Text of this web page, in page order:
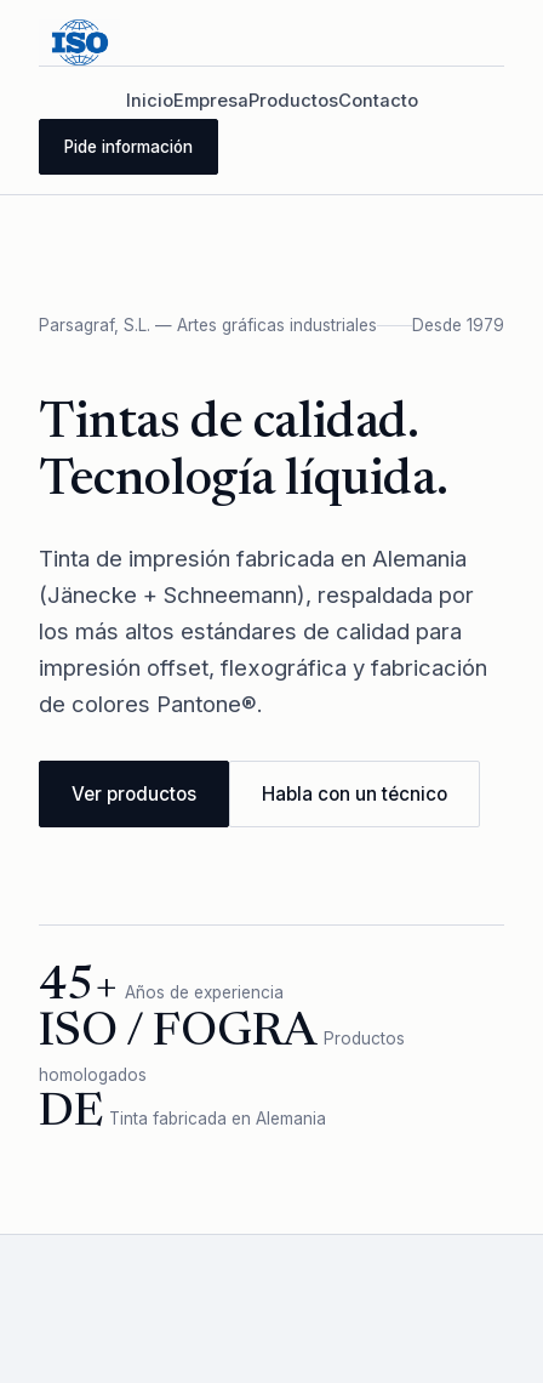
InicioEmpresaProductosContacto
Pide información
Parsagraf, S.L. — Artes gráficas industriales Desde 1979
Tintas de calidad.
Tecnología líquida.
Tinta de impresión fabricada en Alemania
(Jänecke + Schneemann), respaldada por
los más altos estándares de calidad para
impresión offset, flexográfica y fabricación
de colores Pantone®.
Ver productos Habla con un técnico
45+ Años de experiencia
ISO / FOGRA Productos
homologados
DE Tinta fabricada en Alemania